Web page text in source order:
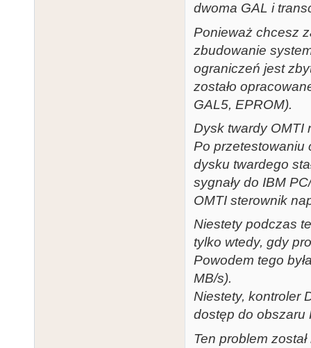
dwoma GAL i
Ponieważ chcesz
zbudowanie
ograniczeń jest
zostało
GAL5, EPROM).
Dysk twardy OMTI
Po przetestowaniu
dysku twardego
sygnały do IBM
OMTI sterownik
Niestety podczas
tylko wtedy, gdy
Powodem tego
MB/s).
Niestety, kontroler
dostęp do obszaru
Ten problem